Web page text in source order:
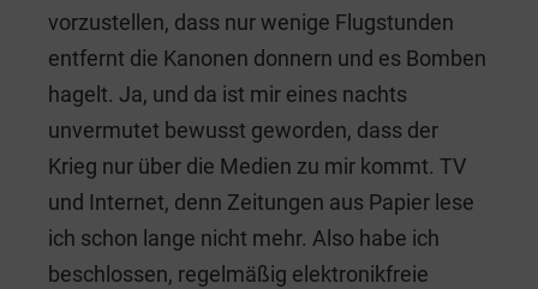
vorzustellen, dass nur wenige Flugstunden
entfernt die Kanonen donnern und es Bomben
hagelt. Ja, und da ist mir eines nachts
unvermutet bewusst geworden, dass der
Krieg nur über die Medien zu mir kommt. TV
und Internet, denn Zeitungen aus Papier lese
ich schon lange nicht mehr. Also habe ich
beschlossen, regelmäßig elektronikfreie